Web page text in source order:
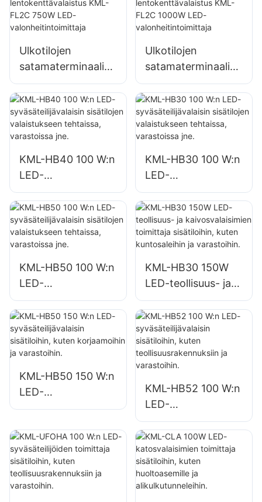
n
n
Ulkotilojen
satamaterminaalien
ja
lentokenttävalaistu
s KML-FL2C 750W
LED-
a
Ulkotilojen
satamaterminaalien
ja
lentokenttävalaistu
s KML-FL2C 1000W
LED-
a
KML-HB40 100 W:n
LED-
syväsäteilijävalaisin
sisätilojen
valaistukseen
tehtaissa,
KML-HB30 100 W:n
LED-
syväsäteilijävalaisin
sisätilojen
valaistukseen
tehtaissa,
KML-HB50 100 W:n
LED-
syväsäteilijävalaisin
sisätilojen
valaistukseen
tehtaissa,
KML-HB30 150W
LED-teollisuus- ja
kaivosvalaisimien
toimittaja
sisätiloihin, kuten
kuntosaleihin ja
varastoihin.
KML-HB50 150 W:n
LED-
syväsäteilijävalaisin
korjaamoihin ja
varastoihin.
KML-HB52 100 W:n
LED-
syväsäteilijävalaisin
sisätiloihin, kuten
teollisuusrakennuks
iin ja varastoihin.